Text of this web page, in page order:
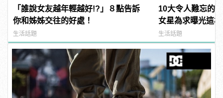
「誰說女友越年輕越好!?」８點告訴
你和姊姊交往的好處！
生活話題
10大令人難忘的
女星為求曝光這
生活話題